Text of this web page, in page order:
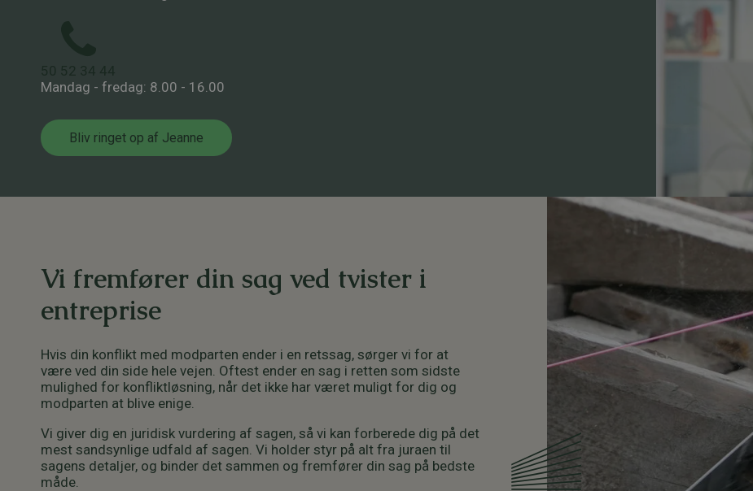
Mandag - fredag: 8.00 - 16.00
Bliv ringet op af Jeanne
Vi fremfører din sag ved tvister i
entreprise
Hvis din konflikt med modparten ender i en retssag, sørger vi for at
være ved din side hele vejen. Oftest ender en sag i retten som sidste
mulighed for konfliktløsning, når det ikke har været muligt for dig og
modparten at blive enige.
Vi giver dig en juridisk vurdering af sagen, så vi kan forberede dig på det
mest sandsynlige udfald af sagen. Vi holder styr på alt fra juraen til
sagens detaljer, og binder det sammen og fremfører din sag på bedste
måde.